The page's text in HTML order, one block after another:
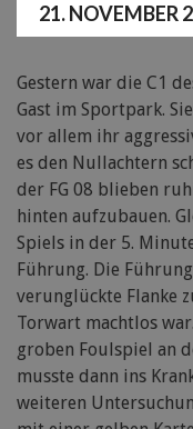
21. NOVEMBER
Gestern war die C1
Gast im Sportpark.
vor allem ihr
es den Nullachtern
der FG 08 blieben
hinten aufzubauen.
Spiels in der 5.
Führung. Die
verunglückte Flanke
Torwart machtlos
groben Foulspiel an
musste dann ins
weiteren